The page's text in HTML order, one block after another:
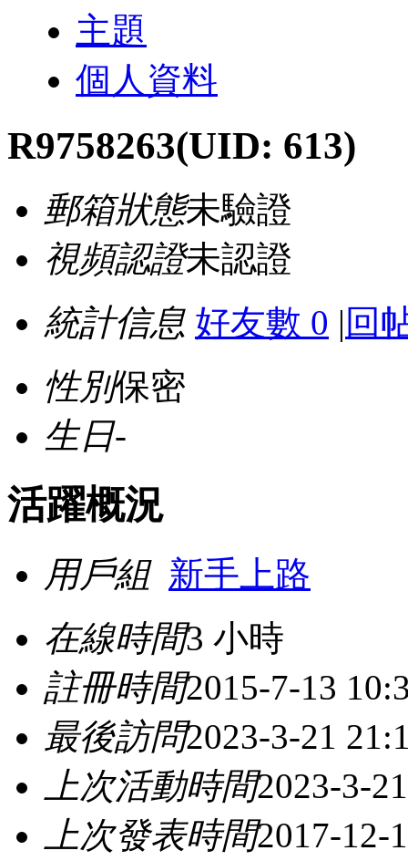
主題
個人資料
R9758263(UID: 613)
郵箱狀態未驗證
視頻認證未認證
統計信息 好友數 0 | 回
性別保密
生日-
活躍概況
用戶組 新手上路
在線時間3 小時
註冊時間2015-7-13
最後訪問2023-3-21
上次活動時間2023-3-
上次發表時間2017-12-